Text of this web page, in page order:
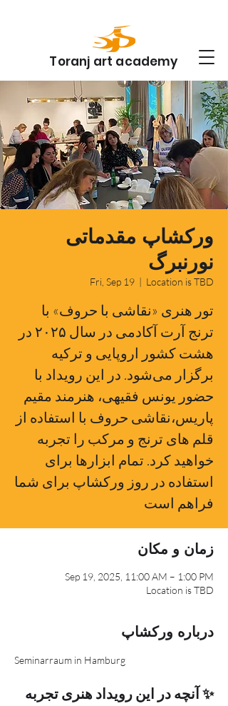
Toranj art academy
ورکشاپ مقدماتی
نورنبرگ
Fri, Sep 19
  |
Location is TBD
تور هنری «نقاشی با حروف» با
ترنج آرت آکادمی در سال ۲۰۲۵ در
هشت کشور اروپایی و ترکیه
برگزار می‌شود. در این رویداد با
حضور یونس فقیهی، هنرمند مقیم
پاریس،نقاشی حروف با استفاده از
قلم های ترنج و مرکب را تجربه
خواهید کرد. تمام ابزارها برای
استفاده در روز ورکشاپ برای شما
زمان و مکان
Sep 19, 2025, 11:00 AM – 1:00 PM
Location is TBD
درباره ورکشاپ
Seminarraum in Hamburg
✨ آنچه در این رویداد هنری تجربه